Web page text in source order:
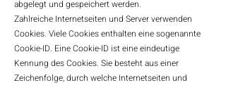
abgelegt und gespeichert werden.
Zahlreiche Internetseiten und Server verwenden
Cookies. Viele Cookies enthalten eine sogenannte
Cookie-ID. Eine Cookie-ID ist eine eindeutige
Kennung des Cookies. Sie besteht aus einer
Zeichenfolge, durch welche Internetseiten und